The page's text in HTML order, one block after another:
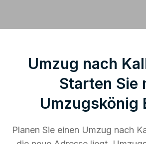
Umzug nach
Starten Sie
Umzugskönig
Planen Sie einen Umzug nach